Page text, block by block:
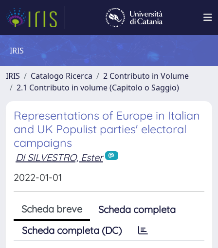
IRIS
IRIS Catalogo Ricerca
2 Contributo in Volume
2.1 Contributo in volume (Capitolo o Saggio)
Representations of Europe in Italian
and UK Populist parties' electoral
campaigns
DI SILVESTRO, Ester
2022-01-01
Scheda breve
Scheda completa
Scheda completa (DC)